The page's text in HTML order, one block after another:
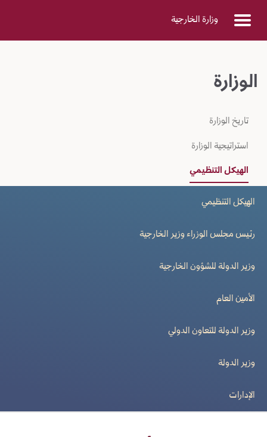
Skip to Main Contentوزارة الخارجية
الوزارة
تاريخ الوزارة
استراتيجية الوزارة
الهيكل التنظيمي
الهيكل التنظيمي
رئيس مجلس الوزراء وزير الخارجية
وزير الدولة للشؤون الخارجية
الأمين العام
وزير الدولة للتعاون الدولي
وزير الدولة
الإدارات